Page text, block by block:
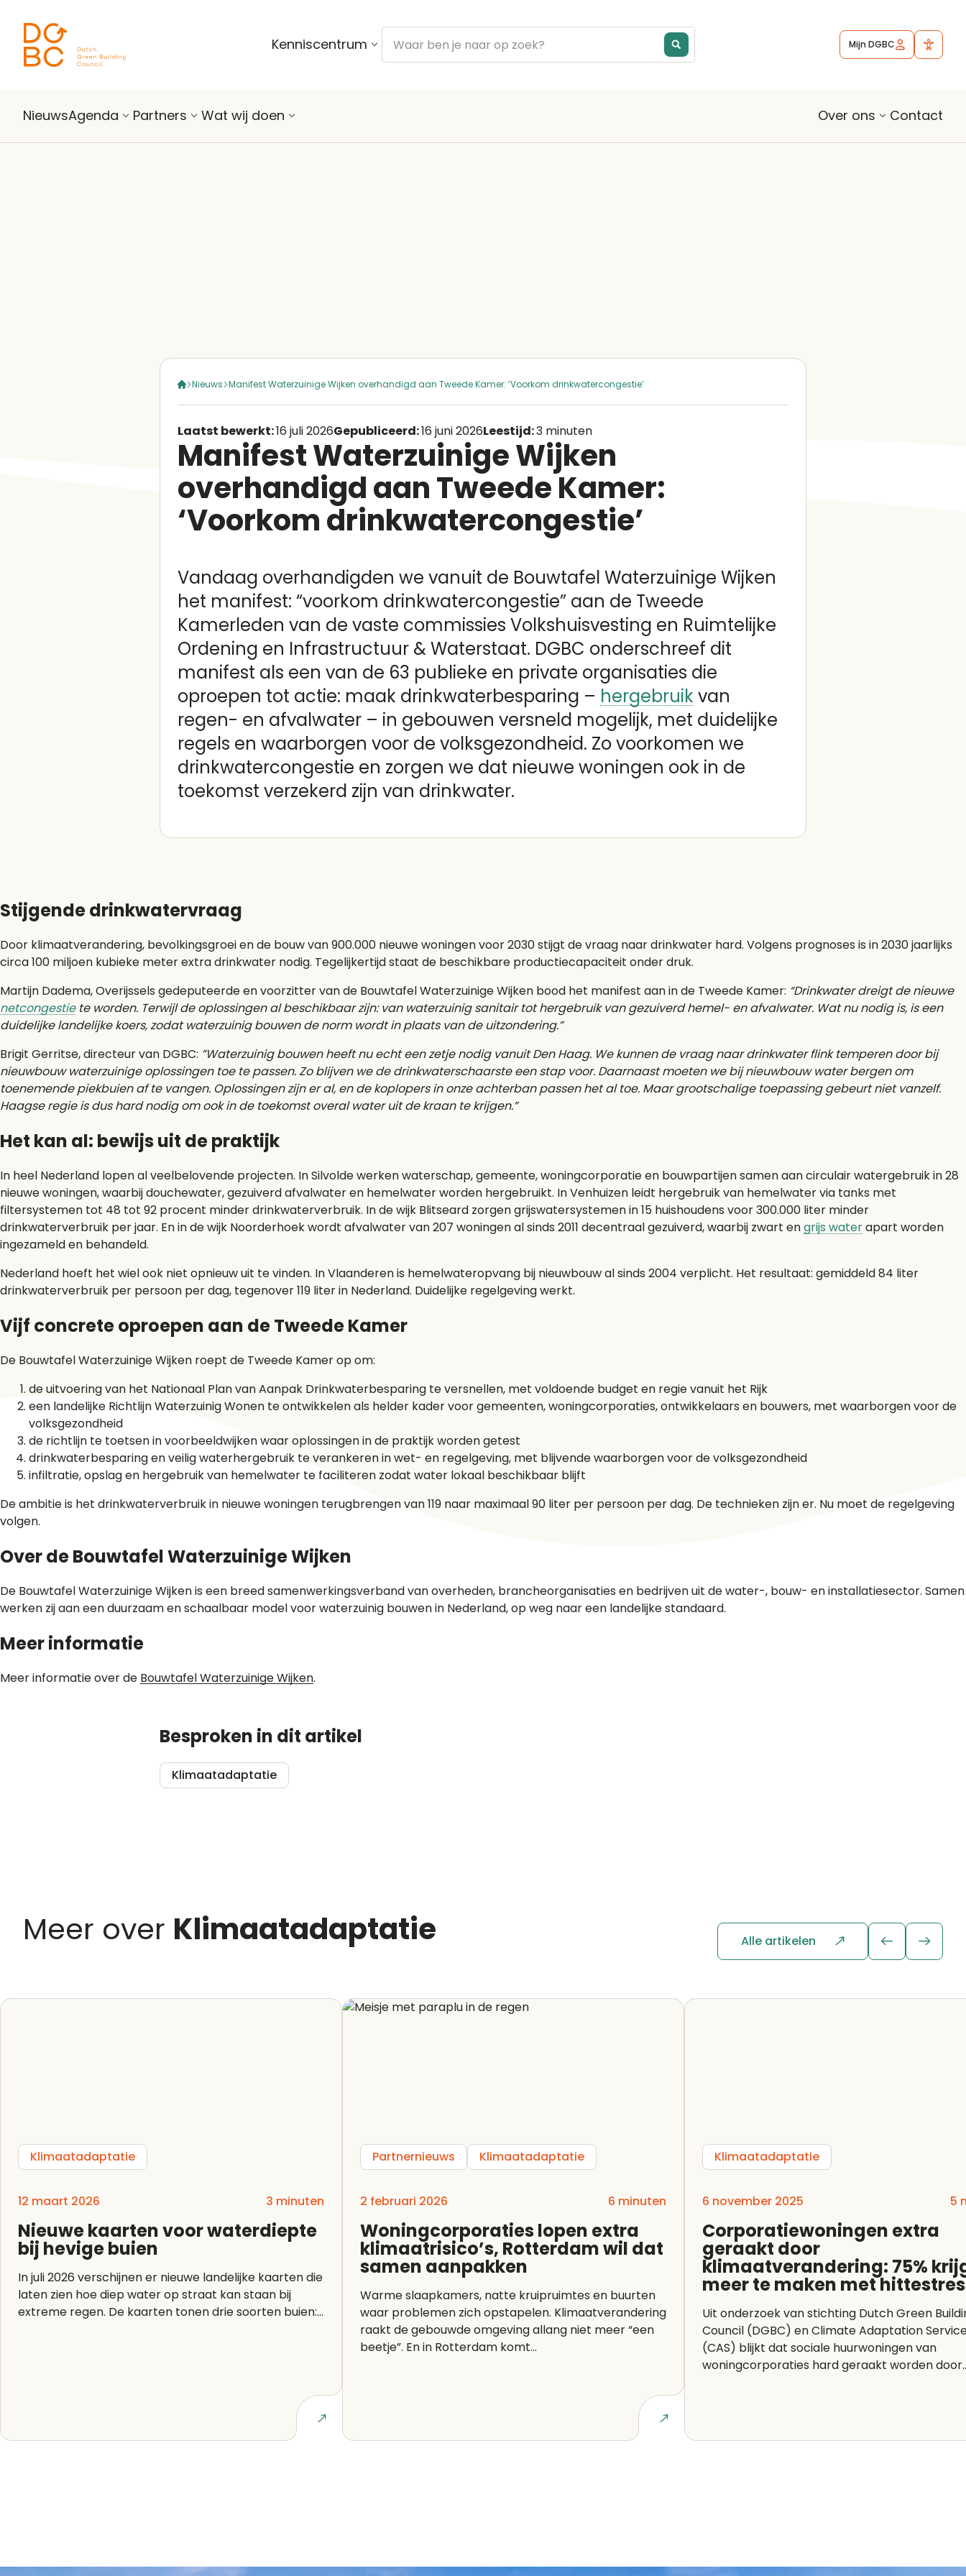
Kenniscentrum Mijn DGBC
NieuwsAgenda Partners Wat wij doen Over ons Contact
Nieuws Manifest Waterzuinige Wijken overhandigd aan Tweede Kamer: ‘Voorkom drinkwatercongestie’
Laatst bewerkt:16 juli 2026Gepubliceerd:16 juni 2026Leestijd:3 minuten
Manifest Waterzuinige Wijken
overhandigd aan Tweede Kamer:
‘Voorkom drinkwatercongestie’
Vandaag overhandigden we vanuit de Bouwtafel Waterzuinige Wijken
het manifest: “voorkom drinkwatercongestie” aan de Tweede
Kamerleden van de vaste commissies Volkshuisvesting en Ruimtelijke
Ordening en Infrastructuur & Waterstaat. DGBC onderschreef dit
manifest als een van de 63 publieke en private organisaties die
oproepen tot actie: maak drinkwaterbesparing – hergebruik van
regen- en afvalwater – in gebouwen versneld mogelijk, met duidelijke
regels en waarborgen voor de volksgezondheid. Zo voorkomen we
drinkwatercongestie en zorgen we dat nieuwe woningen ook in de
toekomst verzekerd zijn van drinkwater.
Stijgende drinkwatervraag
Door klimaatverandering, bevolkingsgroei en de bouw van 900.000 nieuwe woningen voor 2030 stijgt de vraag naar drinkwater hard. Volgens prognoses is in 2030 jaarlijks
circa 100 miljoen kubieke meter extra drinkwater nodig. Tegelijkertijd staat de beschikbare productiecapaciteit onder druk.
Martijn Dadema, Overijssels gedeputeerde en voorzitter van de Bouwtafel Waterzuinige Wijken bood het manifest aan in de Tweede Kamer: “Drinkwater dreigt de nieuwe
netcongestiete worden. Terwijl de oplossingen al beschikbaar zijn: van waterzuinig sanitair tot hergebruik van gezuiverd hemel- en afvalwater. Wat nu nodig is, is een
duidelijke landelijke koers, zodat waterzuinig bouwen de norm wordt in plaats van de uitzondering.”
Brigit Gerritse, directeur van DGBC: ”Waterzuinig bouwen heeft nu echt een zetje nodig vanuit Den Haag. We kunnen de vraag naar drinkwater flink temperen door bij
nieuwbouw waterzuinige oplossingen toe te passen. Zo blijven we de drinkwaterschaarste een stap voor. Daarnaast moeten we bij nieuwbouw water bergen om
toenemende piekbuien af te vangen. Oplossingen zijn er al, en de koplopers in onze achterban passen het al toe. Maar grootschalige toepassing gebeurt niet vanzelf.
Haagse regie is dus hard nodig om ook in de toekomst overal water uit de kraan te krijgen.”
Het kan al: bewijs uit de praktijk
In heel Nederland lopen al veelbelovende projecten. In Silvolde werken waterschap, gemeente, woningcorporatie en bouwpartijen samen aan circulair watergebruik in 28
nieuwe woningen, waarbij douchewater, gezuiverd afvalwater en hemelwater worden hergebruikt. In Venhuizen leidt hergebruik van hemelwater via tanks met
filtersystemen tot 48 tot 92 procent minder drinkwaterverbruik. In de wijk Blitseard zorgen grijswatersystemen in 15 huishoudens voor 300.000 liter minder
drinkwaterverbruik per jaar. En in de wijk Noorderhoek wordt afvalwater van 207 woningen al sinds 2011 decentraal gezuiverd, waarbij zwart engrijs waterapart worden
ingezameld en behandeld.
Nederland hoeft het wiel ook niet opnieuw uit te vinden. In Vlaanderen is hemelwateropvang bij nieuwbouw al sinds 2004 verplicht. Het resultaat: gemiddeld 84 liter
drinkwaterverbruik per persoon per dag, tegenover 119 liter in Nederland. Duidelijke regelgeving werkt.
Vijf concrete oproepen aan de Tweede Kamer
De Bouwtafel Waterzuinige Wijken roept de Tweede Kamer op om:
de uitvoering van het Nationaal Plan van Aanpak Drinkwaterbesparing te versnellen, met voldoende budget en regie vanuit het Rijk
een landelijke Richtlijn Waterzuinig Wonen te ontwikkelen als helder kader voor gemeenten, woningcorporaties, ontwikkelaars en bouwers, met waarborgen voor de
volksgezondheid
de richtlijn te toetsen in voorbeeldwijken waar oplossingen in de praktijk worden getest
drinkwaterbesparing en veilig waterhergebruik te verankeren in wet- en regelgeving, met blijvende waarborgen voor de volksgezondheid
infiltratie, opslag en hergebruik van hemelwater te faciliteren zodat water lokaal beschikbaar blijft
De ambitie is het drinkwaterverbruik in nieuwe woningen terugbrengen van 119 naar maximaal 90 liter per persoon per dag. De technieken zijn er. Nu moet de regelgeving
volgen.
Over de Bouwtafel Waterzuinige Wijken
De Bouwtafel Waterzuinige Wijken is een breed samenwerkingsverband van overheden, brancheorganisaties en bedrijven uit de water-, bouw- en installatiesector. Samen
werken zij aan een duurzaam en schaalbaar model voor waterzuinig bouwen in Nederland, op weg naar een landelijke standaard.
Meer informatie
Meer informatie over de Bouwtafel Waterzuinige Wijken.
Besproken in dit artikel
Klimaatadaptatie
Meer over Klimaatadaptatie Alle artikelen
Klimaatadaptatie
12 maart 2026 3 minuten
Nieuwe kaarten voor waterdiepte
bij hevige buien
In juli 2026 verschijnen er nieuwe landelijke kaarten die
laten zien hoe diep water op straat kan staan bij
extreme regen. De kaarten tonen drie soorten buien:...
Lees artikel
Partnernieuws Klimaatadaptatie
2 februari 2026 6 minuten
Woningcorporaties lopen extra
klimaatrisico’s, Rotterdam wil dat
samen aanpakken
Warme slaapkamers, natte kruipruimtes en buurten
waar problemen zich opstapelen. Klimaatverandering
raakt de gebouwde omgeving allang niet meer “een
beetje”. En in Rotterdam komt...
Lees artikel
Klimaatadaptatie
6 november 2025 5
Corporatiewoningen extra
geraakt door
klimaatverandering: 75%
meer te maken met
Uit onderzoek van stichting Dutch Green
Council (DGBC) en Climate Adaptation
(CAS) blijkt dat sociale huurwoningen van
woningcorporaties hard geraakt worden